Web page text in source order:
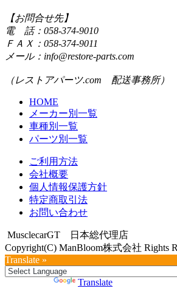
【お問合せ先】
電 話：058-374-9010
ＦＡＸ：058-374-9011
メール：info@restore-parts.com
（レストアパーツ.com 配送事務所）
HOME
メーカー別一覧
車種別一覧
パーツ別一覧
ご利用方法
会社概要
個人情報保護方針
特定商取引法
お問い合わせ
MusclecarGT 日本総代理店
Copyright(C) ManBloom株式会社 Rights
Translate »
Translate